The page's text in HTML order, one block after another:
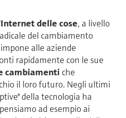
delle cose, a livello
del cambiamento
alle aziende
rapidamente con le sue
cambiamenti che
il loro futuro. Negli ultimi
della tecnologia ha
ad esempio ai